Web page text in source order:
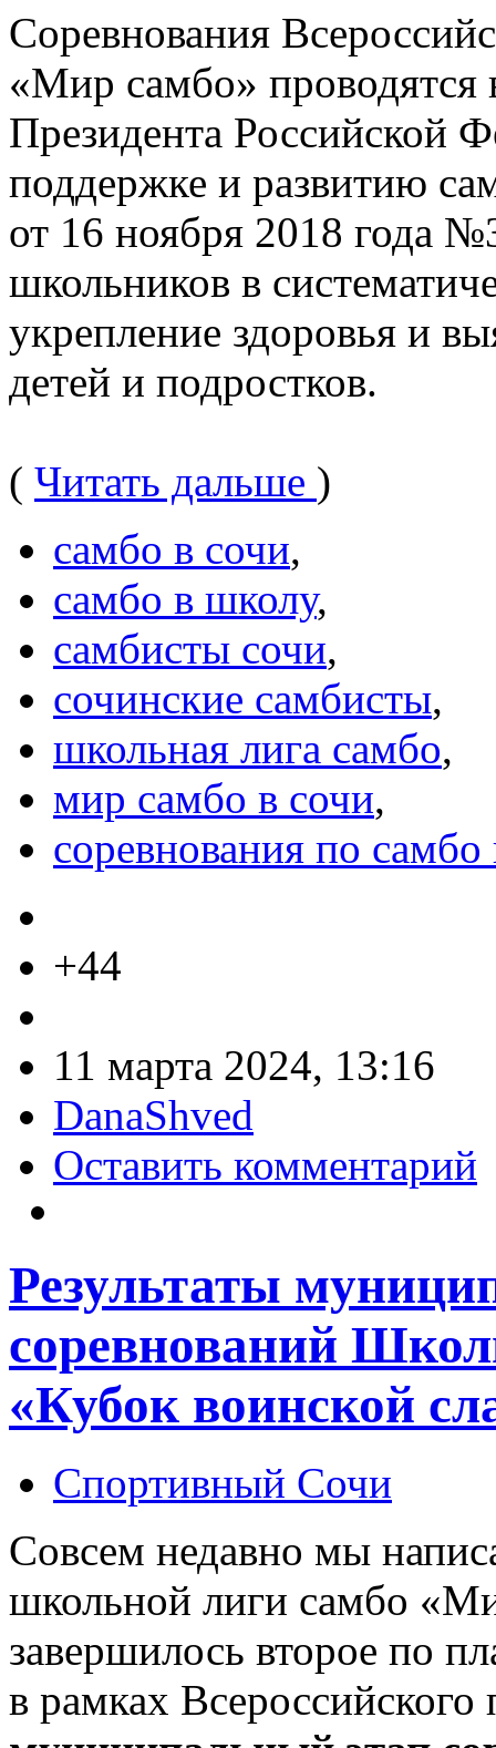
Соревнования
«Мир самбо» проводятся
Президента Российской
поддержке и развитию
от 16 ноября 2018 года
школьников в
укрепление здоровья и
детей и подростков.
( Читать дальше )
самбо в сочи,
самбо в школу,
самбисты сочи,
сочинские самбисты,
школьная лига самбо,
мир самбо в сочи,
соревнования по
+44
11 марта 2024, 13:16
DanaShved
Оставить комментарий
Результаты
соревнований
«Кубок воинской
Спортивный Сочи
Совсем недавно мы
школьной лиги самбо
завершилось второе по
в рамках